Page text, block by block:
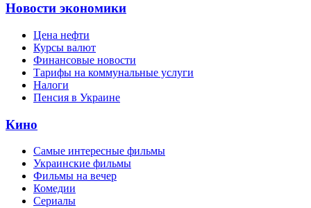
Новости экономики
Цена нефти
Курсы валют
Финансовые новости
Тарифы на коммунальные услуги
Налоги
Пенсия в Украине
Кино
Самые интересные фильмы
Украинские фильмы
Фильмы на вечер
Комедии
Сериалы